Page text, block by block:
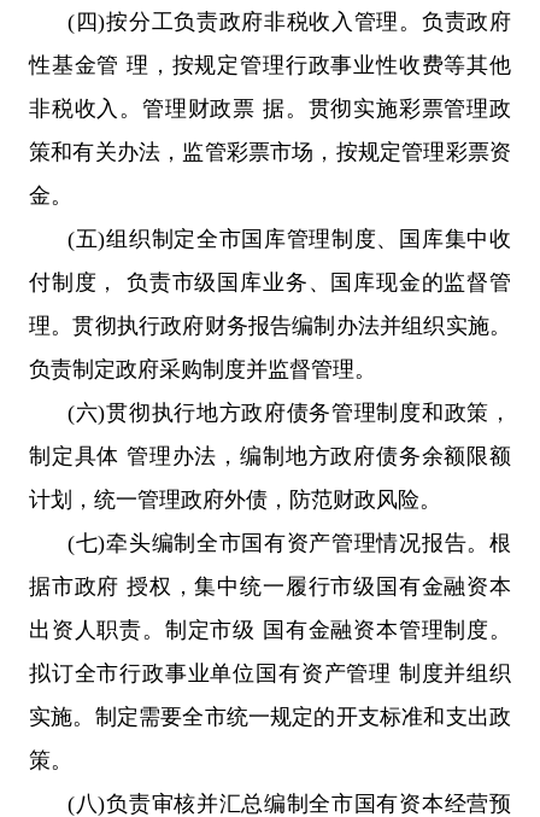
(四)按分工负责政府非税收入管理。负责政府
性基金管 理，按规定管理行政事业性收费等其他
非税收入。管理财政票 据。贯彻实施彩票管理政
策和有关办法，监管彩票市场，按规定管理彩票资
金。
(五)组织制定全市国库管理制度、国库集中收
付制度， 负责市级国库业务、国库现金的监督管
理。贯彻执行政府财务报告编制办法并组织实施。
负责制定政府采购制度并监督管理。
(六)贯彻执行地方政府债务管理制度和政策，
制定具体 管理办法，编制地方政府债务余额限额
计划，统一管理政府外债，防范财政风险。
(七)牵头编制全市国有资产管理情况报告。根
据市政府 授权，集中统一履行市级国有金融资本
出资人职责。制定市级 国有金融资本管理制度。
拟订全市行政事业单位国有资产管理 制度并组织
实施。制定需要全市统一规定的开支标准和支出政
策。
(八)负责审核并汇总编制全市国有资本经营预